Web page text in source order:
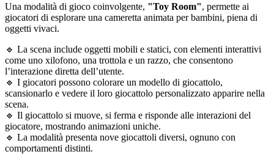
Una modalità di gioco coinvolgente, "Toy Room", permette ai
giocatori di esplorare una cameretta animata per bambini, piena di
oggetti vivaci.
🔹 La scena include oggetti mobili e statici, con elementi interattivi
come uno xilofono, una trottola e un razzo, che consentono
l’interazione diretta dell’utente.
🔹 I giocatori possono colorare un modello di giocattolo,
scansionarlo e vedere il loro giocattolo personalizzato apparire nella
scena.
🔹 Il giocattolo si muove, si ferma e risponde alle interazioni del
giocatore, mostrando animazioni uniche.
🔹 La modalità presenta nove giocattoli diversi, ognuno con
comportamenti distinti.